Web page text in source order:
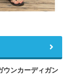
ウンカーディガン